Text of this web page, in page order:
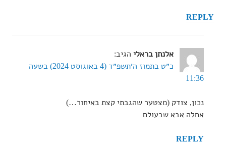
REPLY
אלנתן בראלי הגיב:
כ״ט בתמוז ה׳תשפ״ד (4 באוגוסט 2024) בשעה
11:36
נכון, צודק (מצטער שהגבתי קצת באיחור…)
אחלה אבא שבעולם
REPLY